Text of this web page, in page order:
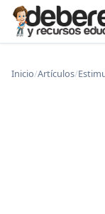
Inicio/Artículos/